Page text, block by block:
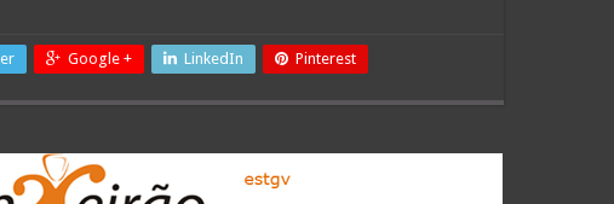
Google + LinkedIn Pinterest